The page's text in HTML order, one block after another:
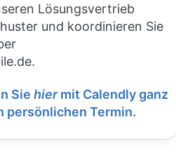
Lösungsvertrieb
und koordinieren Sie
Sie hiermit Calendly ganz
persönlichen Termin.